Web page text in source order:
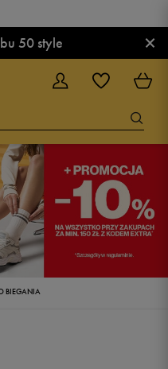
50 style ×
BIEGANIA